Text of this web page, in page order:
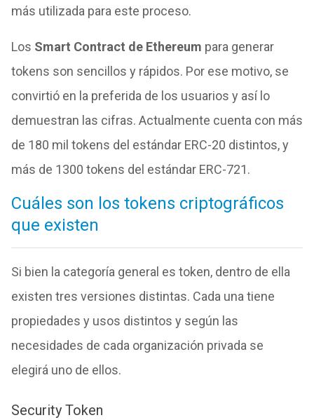
más utilizada para este proceso.
Los Smart Contract de Ethereum para generar
tokens son sencillos y rápidos. Por ese motivo, se
convirtió en la preferida de los usuarios y así lo
demuestran las cifras. Actualmente cuenta con más
de 180 mil tokens del estándar ERC-20 distintos, y
más de 1300 tokens del estándar ERC-721.
Cuáles son los tokens criptográficos
que existen
Si bien la categoría general es token, dentro de ella
existen tres versiones distintas. Cada una tiene
propiedades y usos distintos y según las
necesidades de cada organización privada se
elegirá uno de ellos.
Security Token